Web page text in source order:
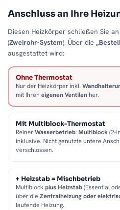
Anschluss an Ihre
Diesen Heizkörper schließen Sie
(Zweirohr-System). Über die
ausgestattet wird:
Ohne Thermostat
Nur der Heizkörper inkl.
mit Ihren eigenen Ventilen her.
Mit Multiblock-Thermostat
ReinerWasserbetrieb: Multiblock(2-
inklusive. Nicht genutzte untere
verschlossen.
+ Heizstab = Mischbetrieb
Multiblock plus Heizstab(Essential
über die Zentralheizung oder
laufende Heizung.